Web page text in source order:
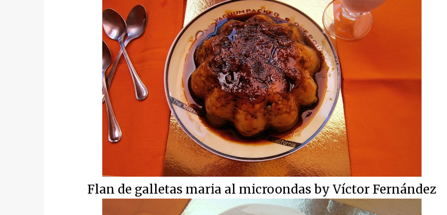
Flan de galletas maria al microondas by Víctor Fernández